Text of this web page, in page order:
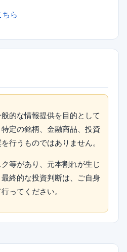
ら
的な情報提供を目的として
定の銘柄、金融商品、投資
行うものではありません。
等があり、元本割れが生じ
終的な投資判断は、ご自身
ってください。